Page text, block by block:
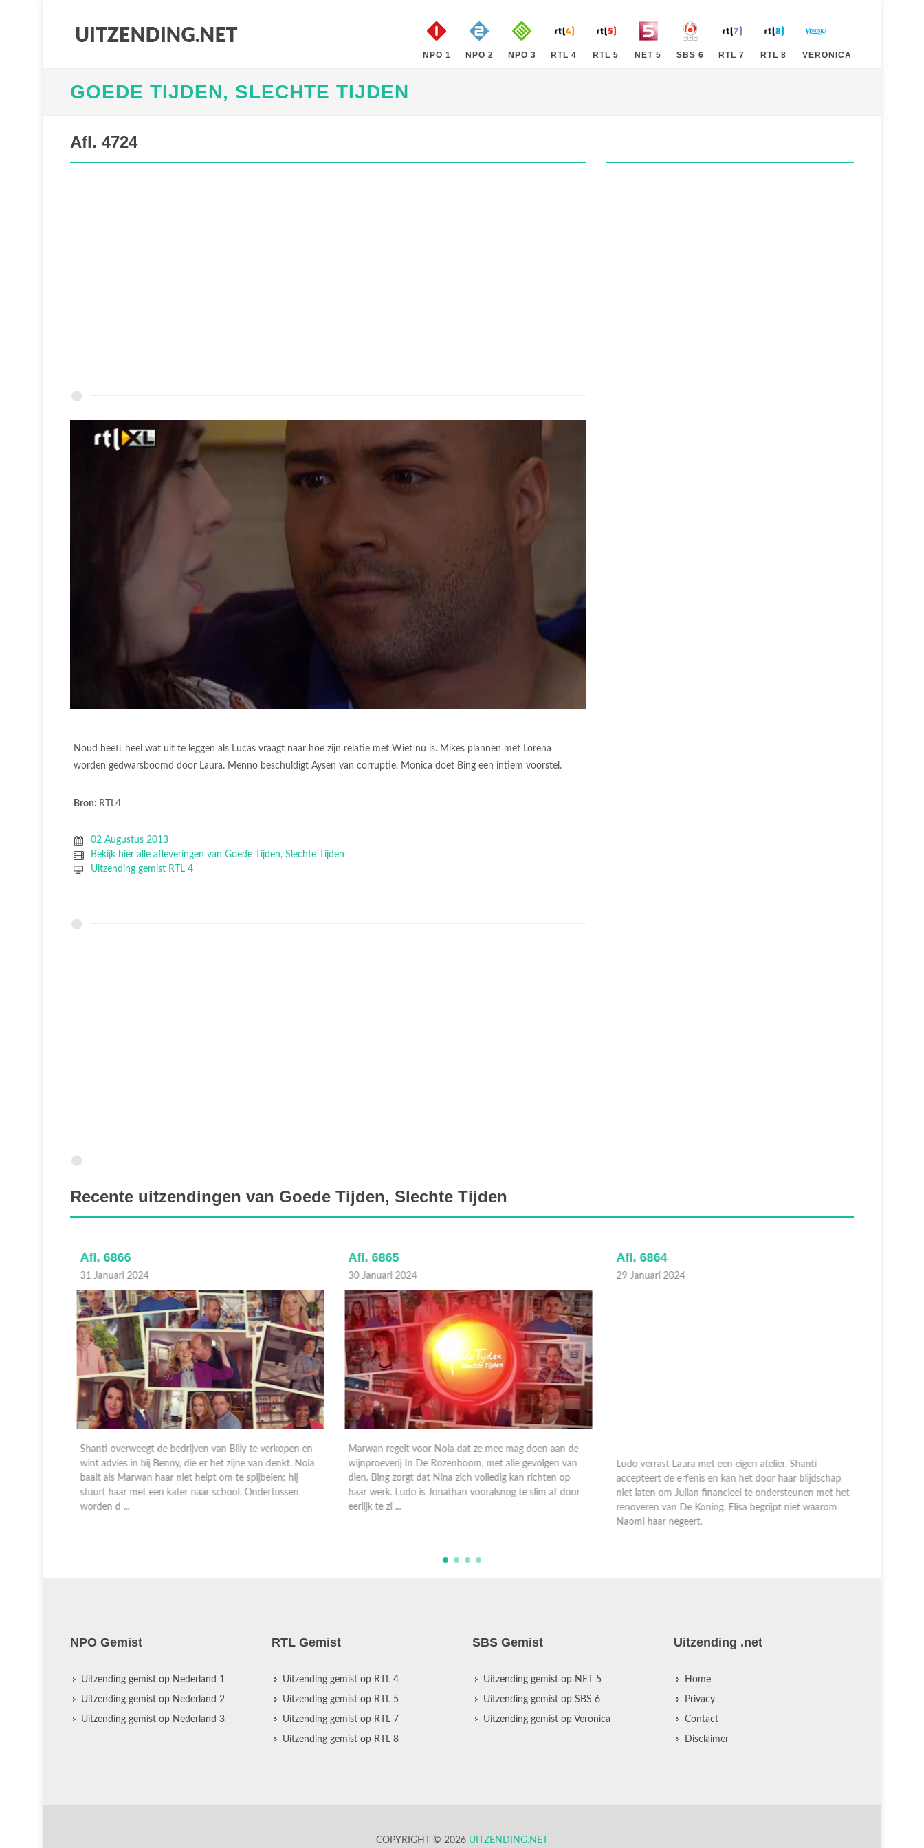
NPO 1 NPO 2 NPO 3 RTL 4 RTL 5 NET 5 SBS 6 RTL 7 RTL 8 VERONICA
GOEDE TIJDEN, SLECHTE TIJDEN
Afl. 4724
Noud heeft heel wat uit te leggen als Lucas vraagt naar hoe zijn relatie met Wiet nu is. Mikes plannen met Lorena
worden gedwarsboomd door Laura. Menno beschuldigt Aysen van corruptie. Monica doet Bing een intiem voorstel.
Bron: RTL4
02 Augustus 2013
Bekijk hier alle afleveringen van Goede Tijden, Slechte Tijden
Uitzending gemist RTL 4
Recente uitzendingen van Goede Tijden, Slechte Tijden
Afl. 6866
31 Januari 2024
Shanti overweegt de bedrijven van Billy te verkopen en
wint advies in bij Benny, die er het zijne van denkt. Nola
baalt als Marwan haar niet helpt om te spijbelen; hij
stuurt haar met een kater naar school. Ondertussen
worden d ...
Afl. 6865
30 Januari 2024
Marwan regelt voor Nola dat ze mee mag doen aan de
wijnproeverij In De Rozenboom, met alle gevolgen van
dien. Bing zorgt dat Nina zich volledig kan richten op
haar werk. Ludo is Jonathan vooralsnog te slim af door
eerlijk te zi ...
Afl. 6864
29 Januari 2024
accepteert de erfenis en kan het door haar blijdschap
niet laten om Julian financieel te ondersteunen met het
renoveren van De Koning. Elisa begrijpt niet waarom
Naomi haar negeert.
NPO Gemist
Uitzending gemist op Nederland 1
Uitzending gemist op Nederland 2
Uitzending gemist op Nederland 3
RTL Gemist
Uitzending gemist op RTL 4
Uitzending gemist op RTL 5
Uitzending gemist op RTL 7
Uitzending gemist op RTL 8
SBS Gemist
Uitzending gemist op NET 5
Uitzending gemist op SBS 6
Uitzending gemist op Veronica
Uitzending .net
Home
Privacy
Contact
Disclaimer
COPYRIGHT © 2026 UITZENDING.NET